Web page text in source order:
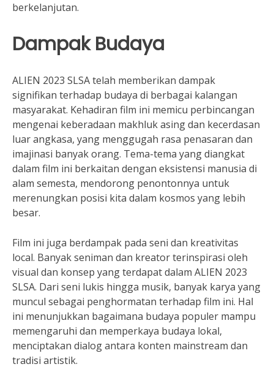
berkelanjutan.
Dampak Budaya
ALIEN 2023 SLSA telah memberikan dampak
signifikan terhadap budaya di berbagai kalangan
masyarakat. Kehadiran film ini memicu perbincangan
mengenai keberadaan makhluk asing dan kecerdasan
luar angkasa, yang menggugah rasa penasaran dan
imajinasi banyak orang. Tema-tema yang diangkat
dalam film ini berkaitan dengan eksistensi manusia di
alam semesta, mendorong penontonnya untuk
merenungkan posisi kita dalam kosmos yang lebih
besar.
Film ini juga berdampak pada seni dan kreativitas
local. Banyak seniman dan kreator terinspirasi oleh
visual dan konsep yang terdapat dalam ALIEN 2023
SLSA. Dari seni lukis hingga musik, banyak karya yang
muncul sebagai penghormatan terhadap film ini. Hal
ini menunjukkan bagaimana budaya populer mampu
memengaruhi dan memperkaya budaya lokal,
menciptakan dialog antara konten mainstream dan
tradisi artistik.